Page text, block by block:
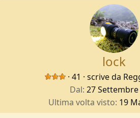
lock
· 41 · scrive da
Dal 27 Settembre
Ultima volta visto 19